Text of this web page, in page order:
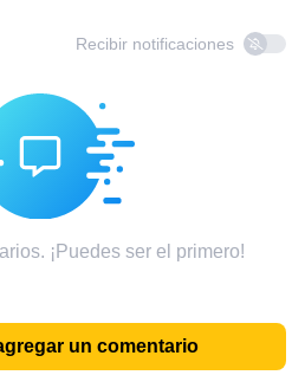
Recibir notificaciones
¡Puedes ser el primero!
un comentario